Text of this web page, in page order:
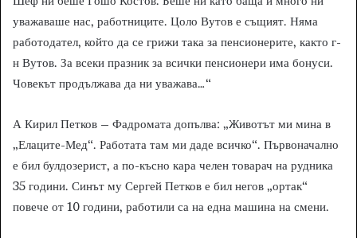
уважаваше нас, работниците. Цоло Вутов е същият. Няма
работодател, който да се грижи така за пенсионерите, както г-
н Вутов. За всеки празник за всички пенсионери има бонуси.
Човекът продължава да ни уважава…“
А Кирил Петков – Фадромата допълва: „Животът ми мина в
„Елаците-Мед“. Работата там ми даде всичко“. Първоначално
е бил булдозерист, а по-късно кара челен товарач на рудника
35 години. Синът му Сергей Петков е бил негов „ортак“
повече от 10 години, работили са на една машина на смени.